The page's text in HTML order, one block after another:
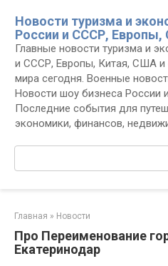
контенту
Новости туризма и
России и СССР,
Главные новости туризма и
и СССР, Европы, Китая, США и
мира сегодня. Военные
Новости шоу бизнеса России
Последние события для
экономики, финансов,
Поиск:
Главная » Новости
Про Переименование
Екатеринодар